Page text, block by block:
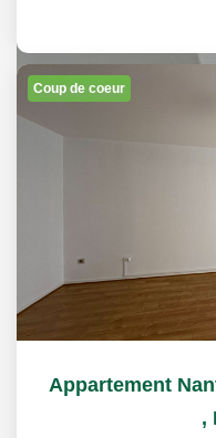
Coup de coeur
Appartement
,